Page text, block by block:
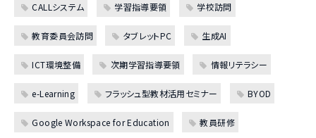
CALLシステム 学習指導要領 学校訪問
教育委員会訪問 タブレットPC 生成AI
ICT環境整備 次期学習指導要領 情報リテラシー
e-Learning フラッシュ型教材活用セミナー BYOD
Google Workspace for Education 教員研修